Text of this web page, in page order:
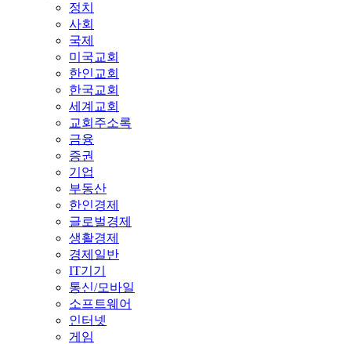
정치
사회
국제
미국교회
한인교회
한국교회
세계교회
교회주소록
금융
증권
기업
부동산
한인경제
글로벌경제
생활경제
경제일반
IT기기
통신/모바일
소프트웨어
인터넷
게임